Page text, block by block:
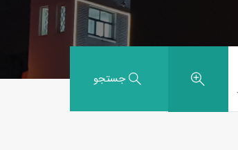
جستجو